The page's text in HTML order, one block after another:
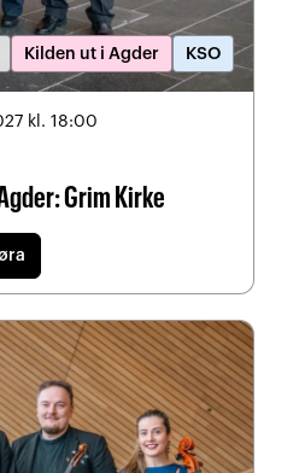
Kilden ut i Agder KSO
kl. 18:00
Grim Kirke